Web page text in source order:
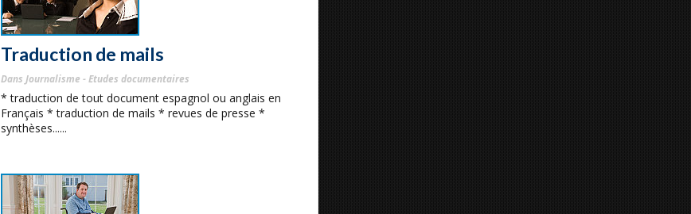
Traduction de mails
Dans Journalisme - Etudes documentaires
* traduction de tout document espagnol ou anglais en
Français * traduction de mails * revues de presse *
synthèses......